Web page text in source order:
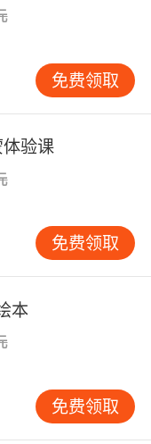
，又是智慧的化
象，是劳动人民
想化人物。他勤
和正义感，但
的事情。在他身
和爱憎分明的感
影子，这也是
迎的一个重要原
免费领取
验课
免费领取
本
免费领取